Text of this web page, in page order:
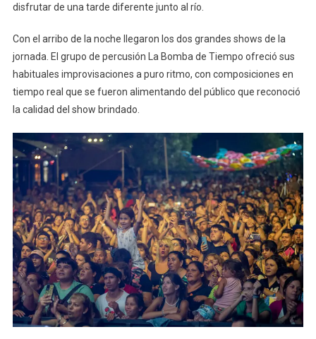
disfrutar de una tarde diferente junto al río.
Con el arribo de la noche llegaron los dos grandes shows de la
jornada. El grupo de percusión La Bomba de Tiempo ofreció sus
habituales improvisaciones a puro ritmo, con composiciones en
tiempo real que se fueron alimentando del público que reconoció
la calidad del show brindado.